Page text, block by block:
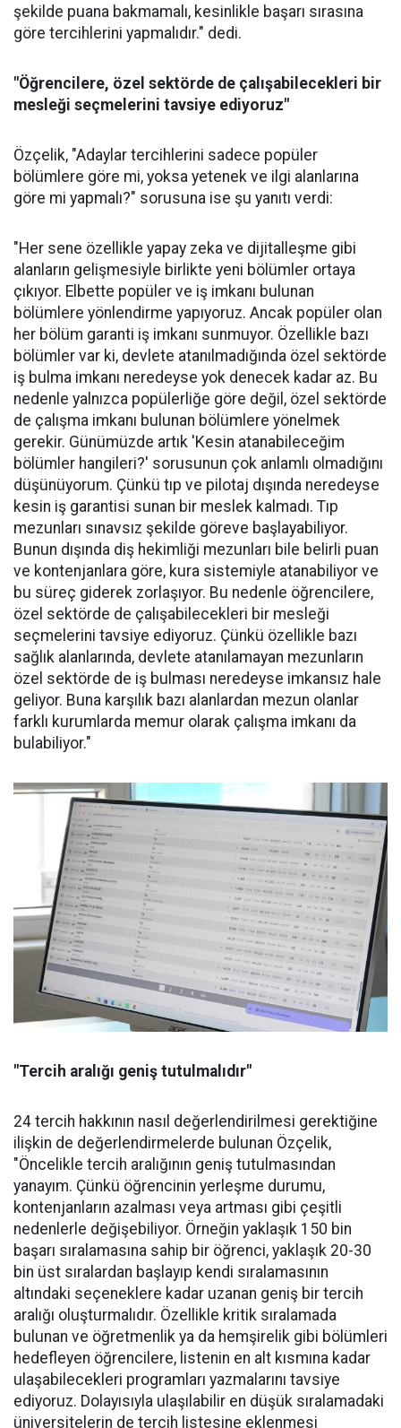
şekilde puana bakmamalı, kesinlikle başarı sırasına
göre tercihlerini yapmalıdır." dedi.
"Öğrencilere, özel sektörde de çalışabilecekleri bir
mesleği seçmelerini tavsiye ediyoruz"
Özçelik, "Adaylar tercihlerini sadece popüler
bölümlere göre mi, yoksa yetenek ve ilgi alanlarına
göre mi yapmalı?" sorusuna ise şu yanıtı verdi:
"Her sene özellikle yapay zeka ve dijitalleşme gibi
alanların gelişmesiyle birlikte yeni bölümler ortaya
çıkıyor. Elbette popüler ve iş imkanı bulunan
bölümlere yönlendirme yapıyoruz. Ancak popüler olan
her bölüm garanti iş imkanı sunmuyor. Özellikle bazı
bölümler var ki, devlete atanılmadığında özel sektörde
iş bulma imkanı neredeyse yok denecek kadar az. Bu
nedenle yalnızca popülerliğe göre değil, özel sektörde
de çalışma imkanı bulunan bölümlere yönelmek
gerekir. Günümüzde artık 'Kesin atanabileceğim
bölümler hangileri?' sorusunun çok anlamlı olmadığını
düşünüyorum. Çünkü tıp ve pilotaj dışında neredeyse
kesin iş garantisi sunan bir meslek kalmadı. Tıp
mezunları sınavsız şekilde göreve başlayabiliyor.
Bunun dışında diş hekimliği mezunları bile belirli puan
ve kontenjanlara göre, kura sistemiyle atanabiliyor ve
bu süreç giderek zorlaşıyor. Bu nedenle öğrencilere,
özel sektörde de çalışabilecekleri bir mesleği
seçmelerini tavsiye ediyoruz. Çünkü özellikle bazı
sağlık alanlarında, devlete atanılamayan mezunların
özel sektörde de iş bulması neredeyse imkansız hale
geliyor. Buna karşılık bazı alanlardan mezun olanlar
farklı kurumlarda memur olarak çalışma imkanı da
bulabiliyor."
"Tercih aralığı geniş tutulmalıdır"
24 tercih hakkının nasıl değerlendirilmesi gerektiğine
ilişkin de değerlendirmelerde bulunan Özçelik,
"Öncelikle tercih aralığının geniş tutulmasından
yanayım. Çünkü öğrencinin yerleşme durumu,
kontenjanların azalması veya artması gibi çeşitli
nedenlerle değişebiliyor. Örneğin yaklaşık 150 bin
başarı sıralamasına sahip bir öğrenci, yaklaşık 20-30
bin üst sıralardan başlayıp kendi sıralamasının
altındaki seçeneklere kadar uzanan geniş bir tercih
aralığı oluşturmalıdır. Özellikle kritik sıralamada
bulunan ve öğretmenlik ya da hemşirelik gibi bölümleri
hedefleyen öğrencilere, listenin en alt kısmına kadar
ulaşabilecekleri programları yazmalarını tavsiye
ediyoruz. Dolayısıyla ulaşılabilir en düşük sıralamadaki
üniversitelerin de tercih listesine eklenmesi